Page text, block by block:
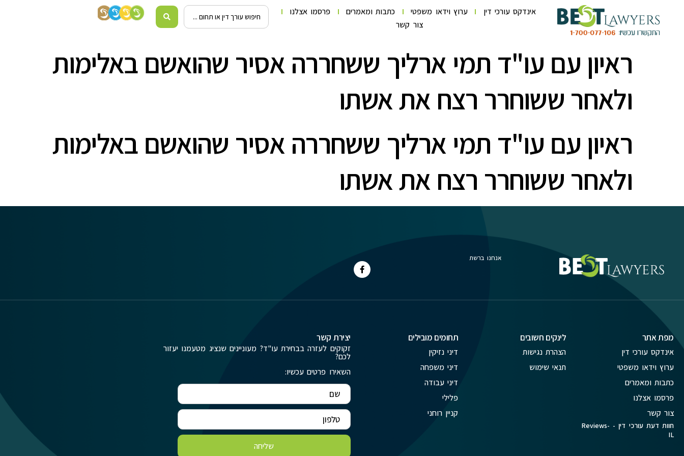
אינדקס עורכי דין ערוץ וידאו משפטי כתבות ומאמרים
פרסמו אצלנו
צור קשר
ראיון עם עו"ד תמי ארליך ששחררה אסיר שהואשם באלימות
ולאחר ששוחרר רצח את אשתו
ראיון עם עו"ד תמי ארליך ששחררה אסיר שהואשם באלימות
ולאחר ששוחרר רצח את אשתו
אנחנו ברשת
מפת אתר
אינדקס עורכי דין
ערוץ וידאו משפטי
כתבות ומאמרים
פרסמו אצלנו
צור קשר
חוות דעת עורכי דין - Reviews-
IL
לינקים חשובים
הצהרת נגישות
תנאי שימוש
תחומים מובילים
דיני נזיקין
דיני משפחה
דיני עבודה
פלילי
קניין רוחני
יצירת קשר
זקוקים לעזרה בבחירת עו"ד? מעוניינים שנציג מטעמנו יעזור
לכם?
השאירו פרטים עכשיו:
שליחה